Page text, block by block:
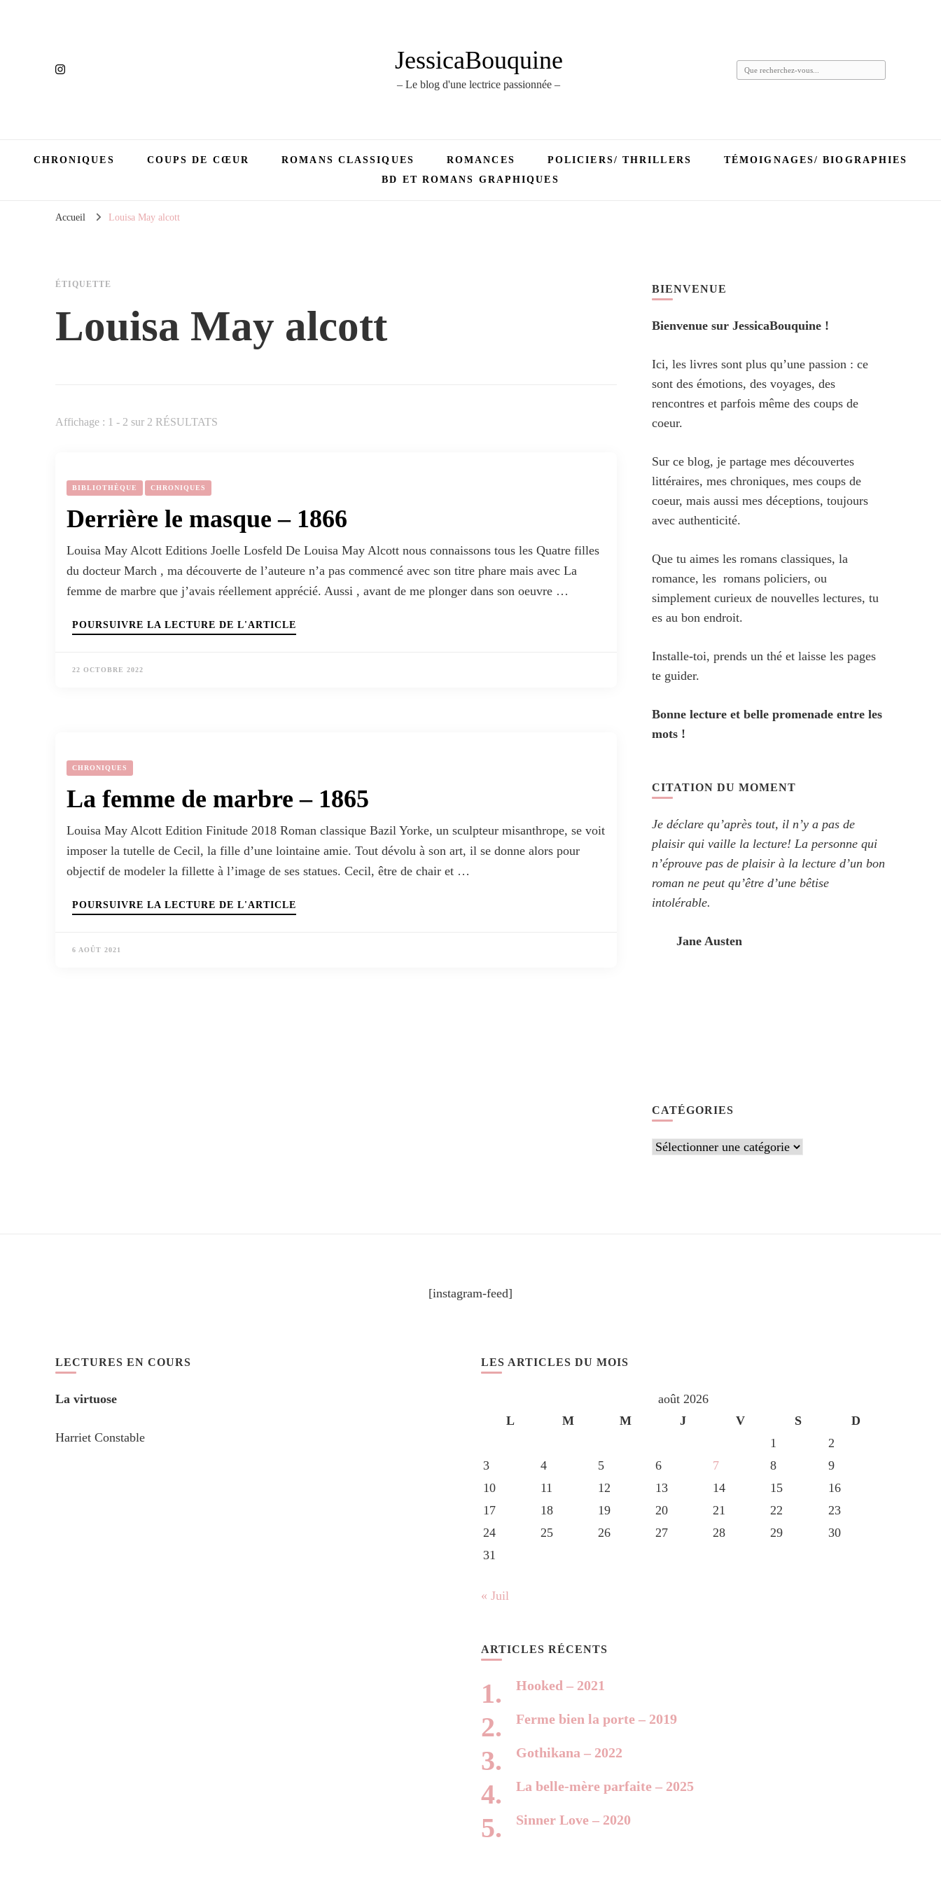
JessicaBouquine
– Le blog d'une lectrice passionnée –
Vous
CHRONIQUES COUPS DE CŒUR ROMANS CLASSIQUES ROMANCES POLICIERS/ THRILLERS
TÉMOIGNAGES/ BIOGRAPHIES
BD ET ROMANS GRAPHIQUES
Accueil Louisa May alcott
ÉTIQUETTE
Louisa May alcott
Affichage : 1 - 2 sur 2 RÉSULTATS
BIBLIOTHÈQUE CHRONIQUES
Derrière le masque – 1866
Louisa May Alcott Editions Joelle Losfeld De Louisa May Alcott nous connaissons tous les Quatre filles
du docteur March , ma découverte de l’auteure n’a pas commencé avec son titre phare mais avec La
femme de marbre que j’avais réellement apprécié. Aussi , avant de me plonger dans son oeuvre …
POURSUIVRE LA LECTURE DE L'ARTICLE
22 OCTOBRE 2022
CHRONIQUES
La femme de marbre – 1865
Louisa May Alcott Edition Finitude 2018 Roman classique Bazil Yorke, un sculpteur misanthrope, se voit
imposer la tutelle de Cecil, la fille d’une lointaine amie. Tout dévolu à son art, il se donne alors pour
objectif de modeler la fillette à l’image de ses statues. Cecil, être de chair et …
POURSUIVRE LA LECTURE DE L'ARTICLE
6 AOÛT 2021
BIENVENUE
Bienvenue sur JessicaBouquine !
Ici, les livres sont plus qu’une passion : ce
sont des émotions, des voyages, des
rencontres et parfois même des coups de
coeur.
Sur ce blog, je partage mes découvertes
littéraires, mes chroniques, mes coups de
coeur, mais aussi mes déceptions, toujours
avec authenticité.
Que tu aimes les romans classiques, la
romance, les romans policiers, ou
simplement curieux de nouvelles lectures, tu
es au bon endroit.
Installe-toi, prends un thé et laisse les pages
te guider.
Bonne lecture et belle promenade entre les
mots !
CITATION DU MOMENT
Je déclare qu’après tout, il n’y a pas de
plaisir qui vaille la lecture! La personne qui
n’éprouve pas de plaisir à la lecture d’un bon
roman ne peut qu’être d’une bêtise
intolérable.
Jane Austen
CATÉGORIES
Catégories
[instagram-feed]
LECTURES EN COURS
La virtuose
Harriet Constable
LES ARTICLES DU MOIS
août 2026
L
M M J V S
D
1
2
3
4 5 6 7 8
9
10
11 12 13 14 15
16
17
18 19 20 21 22
23
24
25 26 27 28 29
30
31
« Juil
ARTICLES RÉCENTS
Hooked – 2021
Ferme bien la porte – 2019
Gothikana – 2022
La belle-mère parfaite – 2025
Sinner Love – 2020